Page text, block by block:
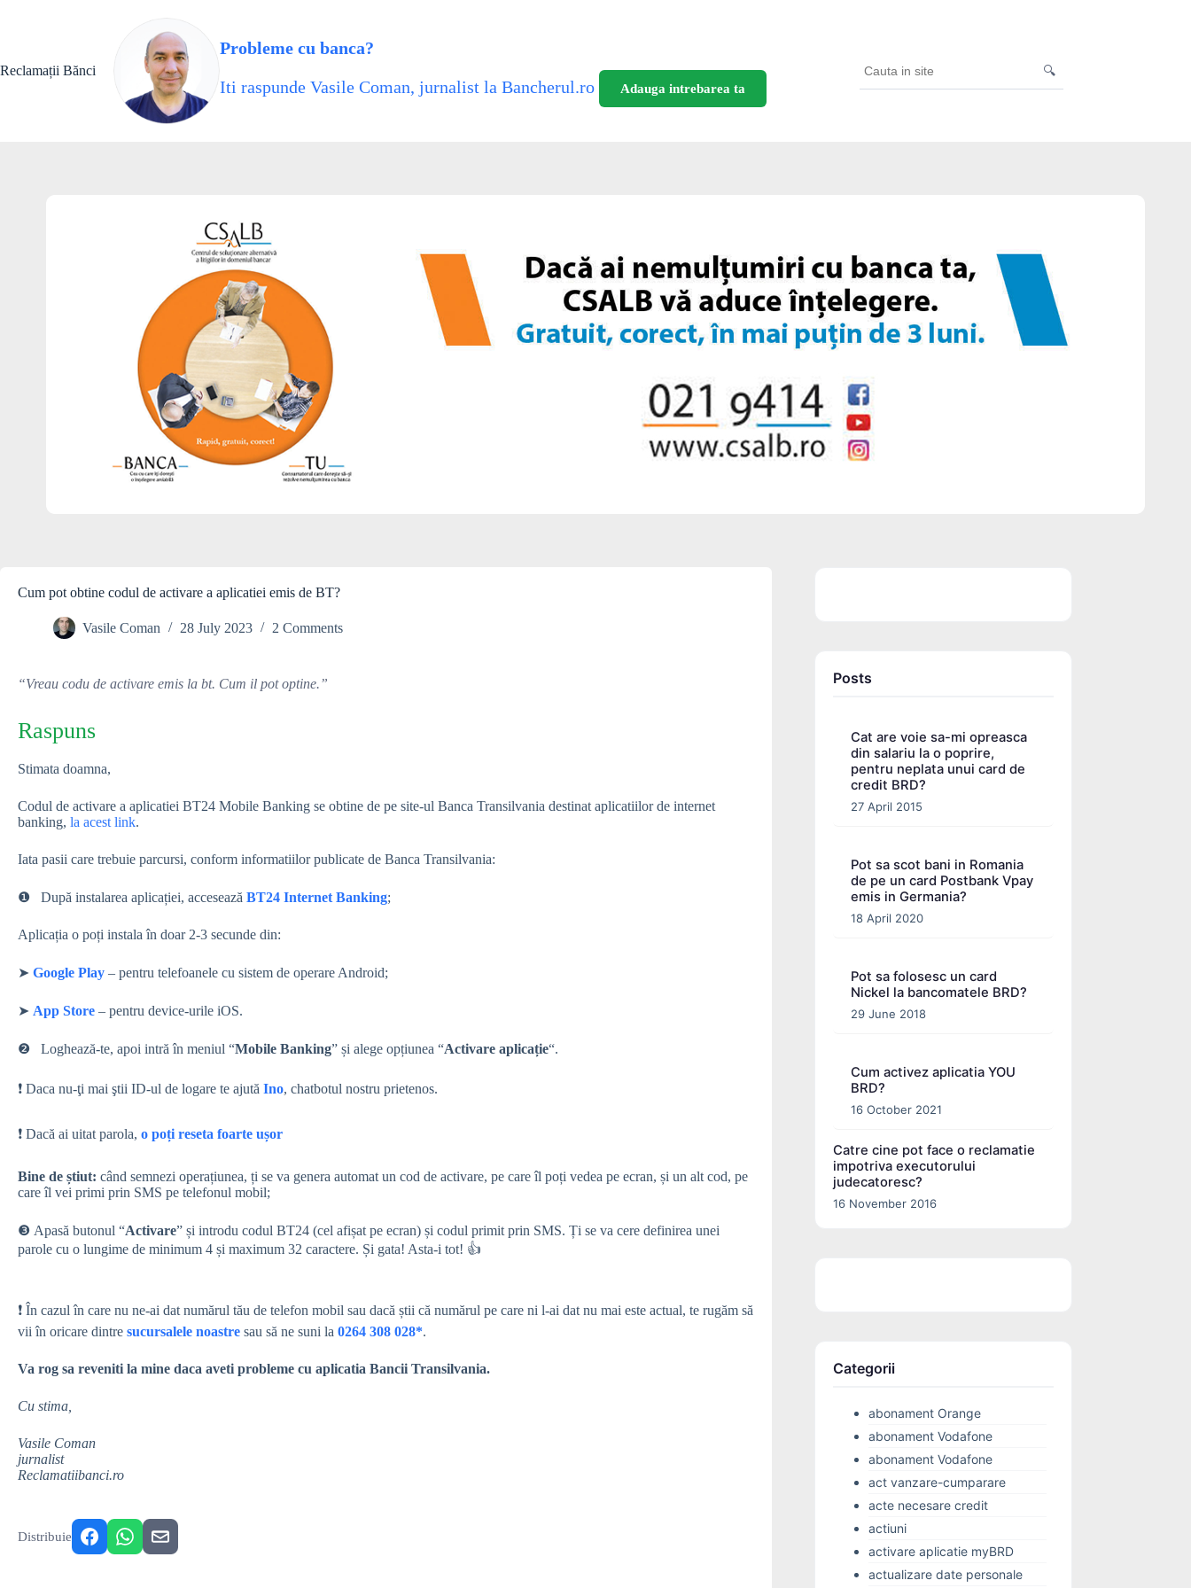
Reclamații Bănci
Probleme cu banca?
Iti raspunde Vasile Coman, jurnalist la Bancherul.ro
Adauga intrebarea ta
Cauta
in
🔍
Cum pot obtine codul de activare a aplicatiei emis de BT?
Vasile Coman 28 July 2023 2 Comments
“Vreau codu de activare emis la bt. Cum il pot optine.”
Raspuns
Stimata doamna,
Codul de activare a aplicatiei BT24 Mobile Banking se obtine de pe site-ul Banca Transilvania destinat aplicatiilor de internet
banking, la acest link.
Iata pasii care trebuie parcursi, conform informatiilor publicate de Banca Transilvania:
❶⠀După instalarea aplicației, accesează BT24 Internet Banking;
Aplicația o poți instala în doar 2-3 secunde din:
➤ Google Play – pentru telefoanele cu sistem de operare Android;
➤ App Store – pentru device-urile iOS.
❷⠀Loghează-te, apoi intră în meniul “Mobile Banking” și alege opțiunea “Activare aplicație“.
❗ Daca nu-ţi mai ştii ID-ul de logare te ajută Ino, chatbotul nostru prietenos.
❗ Dacă ai uitat parola, o poți reseta foarte ușor
Bine de știut: când semnezi operațiunea, ți se va genera automat un cod de activare, pe care îl poți vedea pe ecran, și un alt cod, pe
care îl vei primi prin SMS pe telefonul mobil;
❸ Apasă butonul “Activare” și introdu codul BT24 (cel afișat pe ecran) și codul primit prin SMS. Ți se va cere definirea unei
parole cu o lungime de minimum 4 și maximum 32 caractere. Și gata! Asta-i tot! 👍
❗ În cazul în care nu ne-ai dat numărul tău de telefon mobil sau dacă știi că numărul pe care ni l-ai dat nu mai este actual, te rugăm să
vii în oricare dintre sucursalele noastre sau să ne suni la 0264 308 028*.
Va rog sa reveniti la mine daca aveti probleme cu aplicatia Bancii Transilvania.
Cu stima,
Vasile Coman
jurnalist
Reclamatiibanci.ro
Distribuie
Posts
Cat are voie sa-mi opreasca
din salariu la o poprire,
pentru neplata unui card de
credit BRD?
27 April 2015
Pot sa scot bani in Romania
de pe un card Postbank Vpay
emis in Germania?
18 April 2020
Pot sa folosesc un card
Nickel la bancomatele BRD?
29 June 2018
Cum activez aplicatia YOU
BRD?
16 October 2021
Catre cine pot face o reclamatie
impotriva executorului
judecatoresc?
16 November 2016
Categorii
abonament Orange
abonament Vodafone
abonament Vodafone
act vanzare-cumparare
acte necesare credit
actiuni
activare aplicatie myBRD
actualizare date personale